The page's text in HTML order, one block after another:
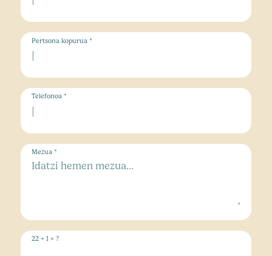
Pertsona kopurua *
Telefonoa *
Mezua *
22 + 1 = ?